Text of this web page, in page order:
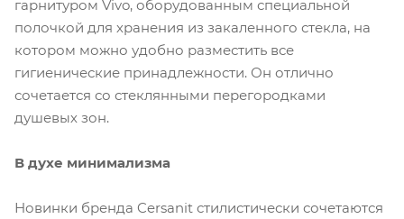
гарнитуром Vivo, оборудованным специальной
полочкой для хранения из закаленного стекла, на
котором можно удобно разместить все
гигиенические принадлежности. Он отлично
сочетается со стеклянными перегородками
душевых зон.
В духе минимализма
Новинки бренда Cersanit стилистически сочетаются